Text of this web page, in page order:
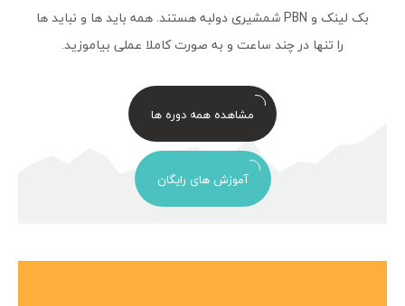
بک لینک و PBN شمشیری دولبه هستند. همه باید ها و نباید ها
را تنها در چند ساعت و به صورت کاملا عملی بیاموزید.
مشاهده همه دوره ها
آموزش های رایگان